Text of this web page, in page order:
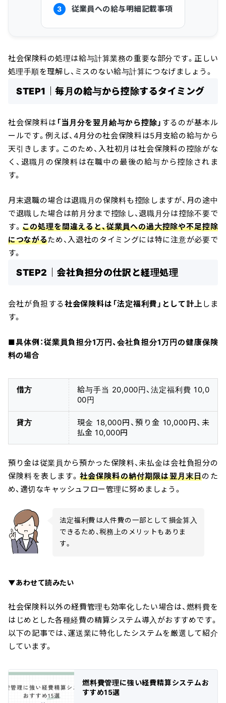
3 従業員への給与明細記載事項
社会保険料の処理は給与計算業務の重要な部分です。正しい
処理手順を理解し、ミスのない給与計算につなげましょう。
STEP1｜毎月の給与から控除するタイミング
社会保険料は 「当月分を翌月給与から控除」 するのが基本ル
ールです。例えば、4月分の社会保険料は5月支給の給与から
天引きします。このため、入社初月は社会保険料の控除がな
く、退職月の保険料は在職中の最後の給与から控除されま
す。
月末退職の場合は退職月の保険料も控除しますが、月の途中
で退職した場合は前月分まで控除し、退職月分は控除不要で
す。 この処理を間違えると、従業員への過大控除や不足控除
につながるため、入退社のタイミングには特に注意が必要で
す。
STEP2｜会社負担分の仕訳と経理処理
会社が負担する社会保険料は「法定福利費」として計上 しま
す。
■具体例：従業員負担分1万円、会社負担分1万円の健康保険
料の場合
借方
給与手当 20,000円、法定福利費 10,0
00円
貸方
現金 18,000円、預り金 10,000円、未
払金 10,000円
預り金は従業員から預かった保険料、未払金は会社負担分の
保険料を表します。 社会保険料の納付期限は翌月末日のた
め、適切なキャッシュフロー管理に努めましょう。
法定福利費は人件費の一部として損金算入
できるため、税務上のメリットもありま
す。
▼あわせて読みたい
社会保険料以外の経費管理も効率化したい場合は、燃料費を
はじめとした各種経費の精算システム導入がおすすめです。
以下の記事では、運送業に特化したシステムを厳選して紹介
しています。
燃料費管理に強い経費精算システムお
すすめ15選